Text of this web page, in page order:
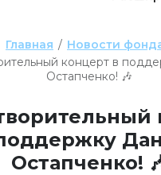
Главная / Новости
концерт в
Остапченко! 🎶
Остапченко!